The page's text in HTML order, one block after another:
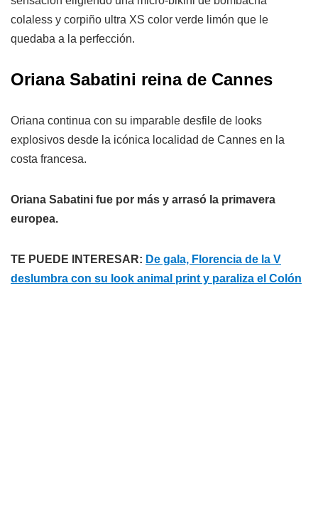
colaless y corpiño ultra XS color verde limón que le
quedaba a la perfección.
Oriana Sabatini reina de Cannes
Oriana continua con su imparable desfile de looks
explosivos desde la icónica localidad de Cannes en la
costa francesa.
Oriana Sabatini fue por más y arrasó la primavera
europea.
TE PUEDE INTERESAR: De gala, Florencia de la V
deslumbra con su look animal print y paraliza el Colón